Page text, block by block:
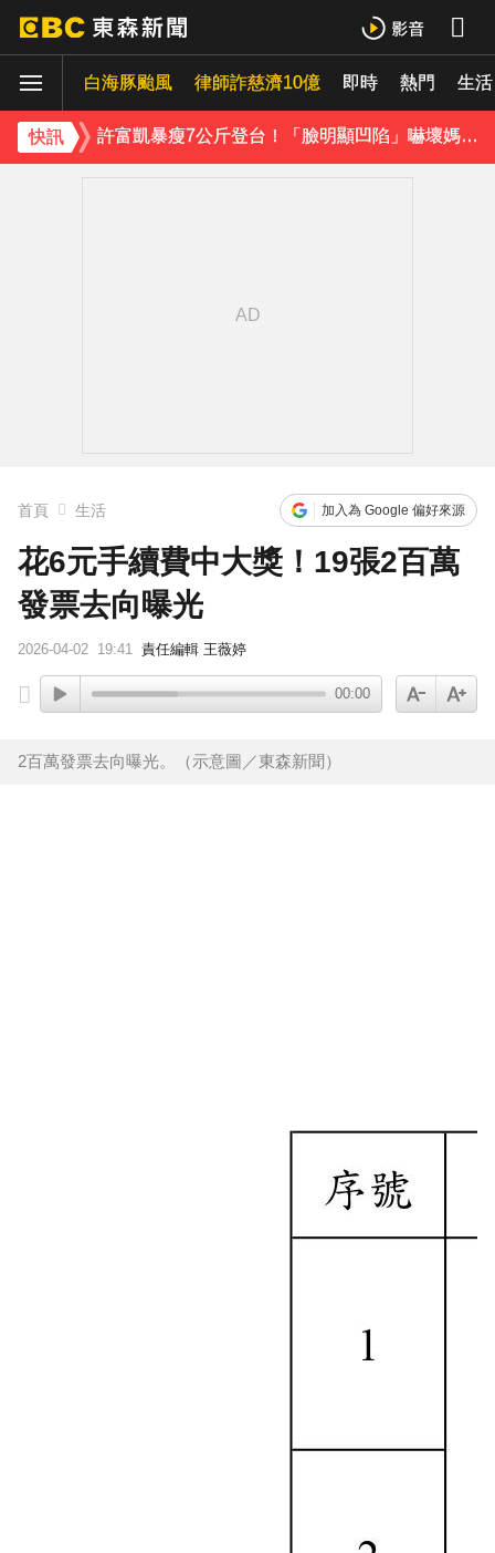
白海豚颱風 律師詐慈濟10億 即時 熱門 生活
快訊
下載東森App，隨時掌握天下大小事！
許富凱暴瘦7公斤登台！「臉明顯凹陷」嚇壞媽媽 父親節憶亡父淚崩
首頁 生活 加入為 Google 偏好來源
花6元手續費中大獎！19張2百萬
發票去向曝光
2026-04-02 19:41 責任編輯 王薇婷
00:00
2百萬發票去向曝光。（示意圖／東森新聞）